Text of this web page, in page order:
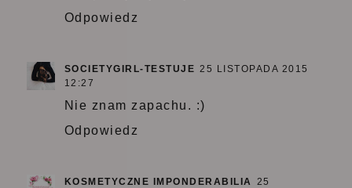
Odpowiedz
SOCIETYGIRL-TESTUJE 25 LISTOPADA 2015
12:27
Nie znam zapachu. :)
Odpowiedz
KOSMETYCZNE IMPONDERABILIA 25